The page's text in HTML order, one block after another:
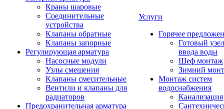
Краны шаровые
Соединительные
устройства
Клапаны обратные
Клапаны запорные
Регулирующая арматура
Насосные модули
Узлы смешения
Клапаны смесительные
Вентили и клапаны для
радиаторов
Предохранительная арматура
Услуги
Горячее
Готовый узел
ввода воды
Шеф монтаж
Зимний
Монтаж систем
водоснабжения
Канализация